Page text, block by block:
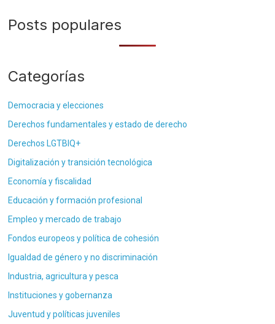
Posts populares
Categorías
Democracia y elecciones
Derechos fundamentales y estado de derecho
Derechos LGTBIQ+
Digitalización y transición tecnológica
Economía y fiscalidad
Educación y formación profesional
Empleo y mercado de trabajo
Fondos europeos y política de cohesión
Igualdad de género y no discriminación
Industria, agricultura y pesca
Instituciones y gobernanza
Juventud y políticas juveniles